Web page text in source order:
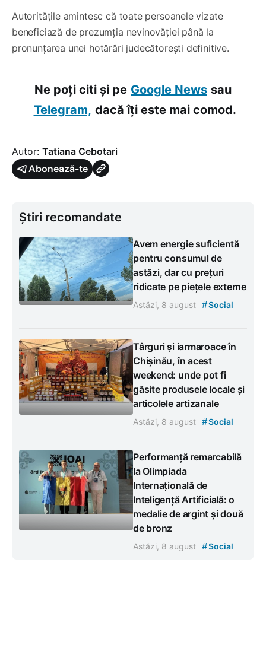
Autoritățile amintesc că toate persoanele vizate
beneficiază de prezumția nevinovăției până la
pronunțarea unei hotărâri judecătorești definitive.
Ne poți citi și pe Google News sau
Telegram, dacă îți este mai comod.
Autor: Tatiana Cebotari
Abonează-te
Știri recomandate
Avem energie suficientă
pentru consumul de
astăzi, dar cu prețuri
ridicate pe piețele externe
Astăzi, 8 august #Social
Târguri și iarmaroace în
Chișinău, în acest
weekend: unde pot fi
găsite produsele locale și
articolele artizanale
Astăzi, 8 august #Social
Performanță remarcabilă
la Olimpiada
Internațională de
Inteligență Artificială: o
medalie de argint și două
de bronz
Astăzi, 8 august #Social